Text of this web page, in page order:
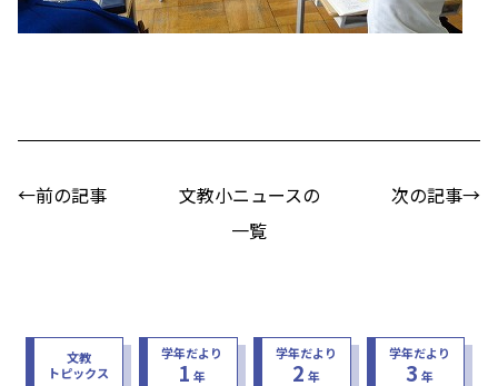
←前の記事
文教小ニュースの
一覧
次の記事→
文教
トピックス
学年だより
1 年
学年だより
2 年
学年だより
3 年